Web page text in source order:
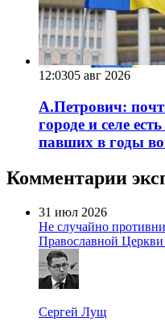
12:0305 авг 2026
А.Петрович:
городе и селе
павших в годы
Комментарии
31 июл 2026
Не случайно
Православной
Сергей Лущ